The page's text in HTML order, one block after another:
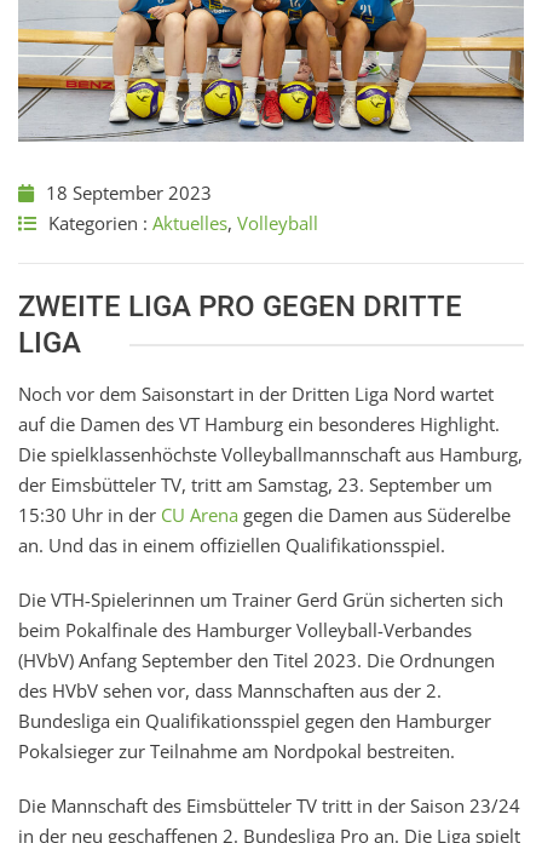
18 September 2023
Kategorien : Aktuelles, Volleyball
ZWEITE LIGA PRO GEGEN DRITTE
LIGA
Noch vor dem Saisonstart in der Dritten Liga Nord wartet
auf die Damen des VT Hamburg ein besonderes Highlight.
Die spielklassenhöchste Volleyballmannschaft aus Hamburg,
der Eimsbütteler TV, tritt am Samstag, 23. September um
15:30 Uhr in der CU Arena gegen die Damen aus Süderelbe
an. Und das in einem offiziellen Qualifikationsspiel.
Die VTH-Spielerinnen um Trainer Gerd Grün sicherten sich
beim Pokalfinale des Hamburger Volleyball-Verbandes
(HVbV) Anfang September den Titel 2023. Die Ordnungen
des HVbV sehen vor, dass Mannschaften aus der 2.
Bundesliga ein Qualifikationsspiel gegen den Hamburger
Pokalsieger zur Teilnahme am Nordpokal bestreiten.
Die Mannschaft des Eimsbütteler TV tritt in der Saison 23/24
in der neu geschaffenen 2. Bundesliga Pro an. Die Liga spielt